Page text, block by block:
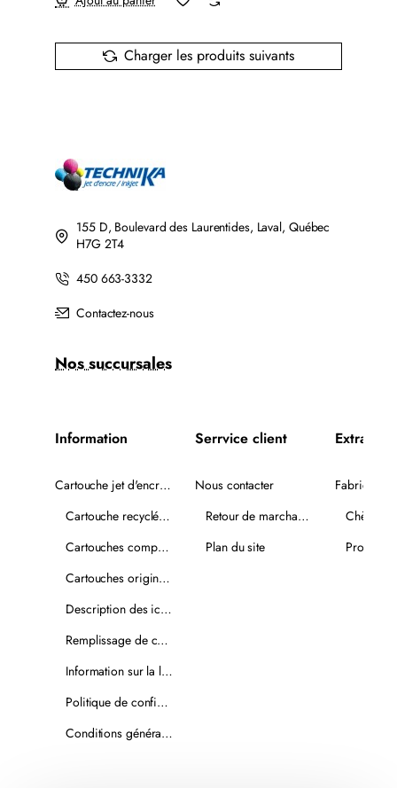
Charger les produits suivants
155 D, Boulevard des Laurentides, Laval, Québec
H7G 2T4
450 663-3332
Contactez-nous
Nos succursales
Information
Cartouche jet d'encre recyclée
Cartouche recyclée PLUS
Cartouches compatibles
Cartouches originales
Description des icônes
Remplissage de cartouches
Information sur la livraison
Politique de confidentialité
Conditions générales de vente
Serrvice client
Nous contacter
Retour de marchandise
Plan du site
Extra
Fabricants